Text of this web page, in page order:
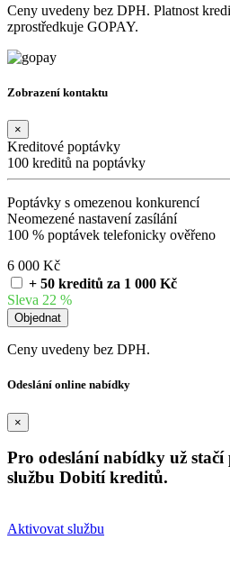
Ceny uvedeny bez DPH. Platnost
zprostředkuje GOPAY.
Zobrazení kontaktu
×
Kreditové poptávky
100 kreditů na poptávky
Poptávky s omezenou konkurencí
Neomezené nastavení zasílání
100 % poptávek telefonicky ověřeno
6 000 Kč
+ 50 kreditů za 1 000 Kč
Sleva 22 %
Ceny uvedeny bez DPH.
Odeslání online nabídky
×
Pro odeslání nabídky už
službu Dobití kreditů.
Aktivovat službu